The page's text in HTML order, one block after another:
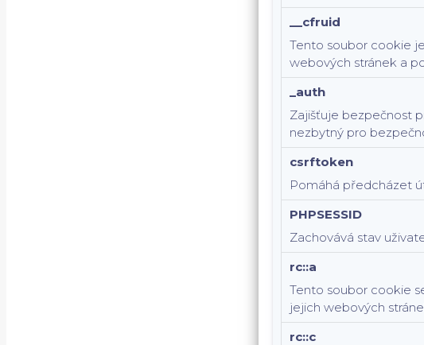
__cfruid
Tento soubor cookie
webových stránek a
_auth
Zajišťuje bezpečnost
nezbytný pro
csrftoken
Pomáhá předcházet
PHPSESSID
Zachovává stav
rc::a
Tento soubor cookie
jejich webových
rc::c